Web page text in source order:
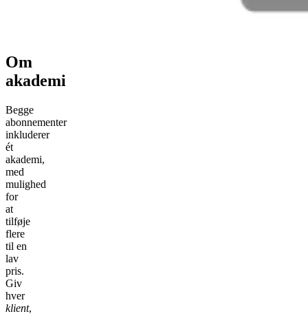
Om
akademi
Begge
abonnementer
inkluderer
ét
akademi,
med
mulighed
for
at
tilføje
flere
til en
lav
pris.
Giv
hver
klient,